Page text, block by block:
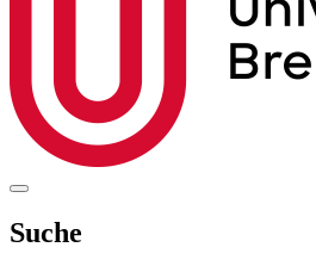
Suche